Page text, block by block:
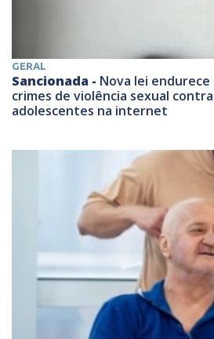
GERAL
Sancionada - Nova lei
crimes de violência sexual
adolescentes na internet